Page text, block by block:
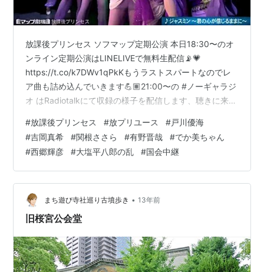
放課後プリンセス ソフマップ定期公演 本日18:30〜のオ
ンライン定期公演はLINELIVEで無料生配信📡💗
https://t.co/k7DWv1qPkKもうラストスパートなのでレ
ア曲も詰め込んでいきます💪🏽21:00〜の #ノーギャラジ
オ はRadiotalkにて収録の様子を配信します、聴きに来て
関根ささら (Sasara Sekine) (@sasaluv_0114) February
21, 2022 ■セットリスト 01. アブラカタブluv！ 02. 千年
舞歌 [MC] 03. ふる…
#放課後プリンセス #放プリユース #戸川優海
#吉岡真希 #関根ささら #有野晋哉 #でか美ちゃん
#西郷輝彦 #大塩平八郎の乱 #国会中継
まち遊び寺社巡り古墳歩き • 13年前
旧桜宮公会堂